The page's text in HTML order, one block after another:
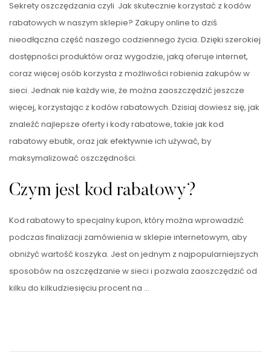
Sekrety oszczędzania czyli Jak skutecznie korzystać z kodów
rabatowych w naszym sklepie? Zakupy online to dziś
nieodłączna część naszego codziennego życia. Dzięki szerokiej
dostępności produktów oraz wygodzie, jaką oferuje internet,
coraz więcej osób korzysta z możliwości robienia zakupów w
sieci. Jednak nie każdy wie, że można zaoszczędzić jeszcze
więcej, korzystając z kodów rabatowych. Dzisiaj dowiesz się, jak
znaleźć najlepsze oferty i kody rabatowe, takie jak kod
rabatowy ebutik, oraz jak efektywnie ich używać, by
maksymalizować oszczędności.
Czym jest kod rabatowy?
Kod rabatowy to specjalny kupon, który można wprowadzić
podczas finalizacji zamówienia w sklepie internetowym, aby
obniżyć wartość koszyka. Jest on jednym z najpopularniejszych
sposobów na oszczędzanie w sieci i pozwala zaoszczędzić od
kilku do kilkudziesięciu procent na …